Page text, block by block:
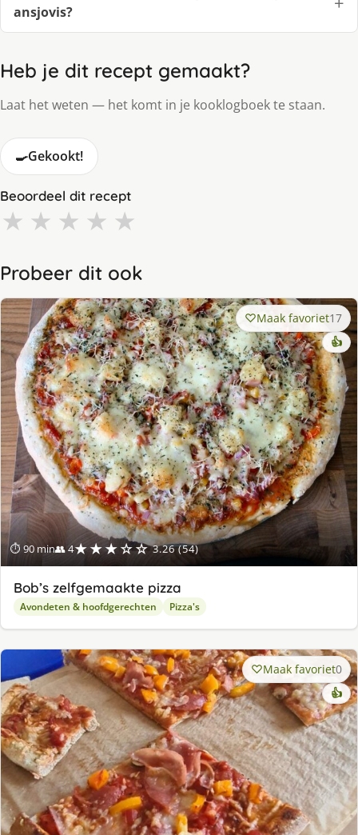
ansjovis?
Heb je dit recept gemaakt?
Laat het weten — het komt in je kooklogboek te staan.
🍳Gekookt!
Beoordeel dit recept
★ ★ ★ ★ ★
Probeer dit ook
⏱ 90 min👥 4★★★☆☆ 3.26 (54)
Maak favoriet17
👍
Bob’s zelfgemaakte pizza
Avondeten & hoofdgerechten Pizza's
Maak favoriet0
👍